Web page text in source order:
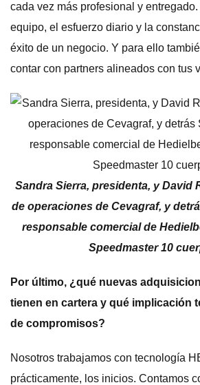
cada vez más profesional y
equipo, el esfuerzo diario y la
éxito de un negocio. Y para ello
contar con partners alineados con tus
Sandra Sierra, presidenta, y David
de operaciones de Cevagraf, y
responsable comercial de
Speedmaster 10
Por último, ¿qué nuevas
tienen en cartera y qué implicación
de compromisos?
Nosotros trabajamos con tecnología
prácticamente, los inicios. Contamos